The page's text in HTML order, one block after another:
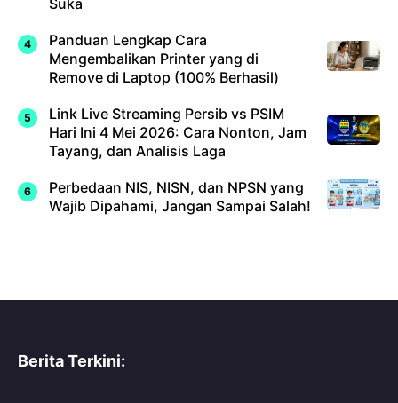
Suka
Panduan Lengkap Cara
Mengembalikan Printer yang di
Remove di Laptop (100% Berhasil)
Link Live Streaming Persib vs PSIM
Hari Ini 4 Mei 2026: Cara Nonton, Jam
Tayang, dan Analisis Laga
Perbedaan NIS, NISN, dan NPSN yang
Wajib Dipahami, Jangan Sampai Salah!
Berita Terkini: